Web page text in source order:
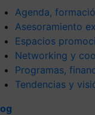
Agenda,
Asesoramiento
Espacios
Networking y
Programas,
Tendencias y